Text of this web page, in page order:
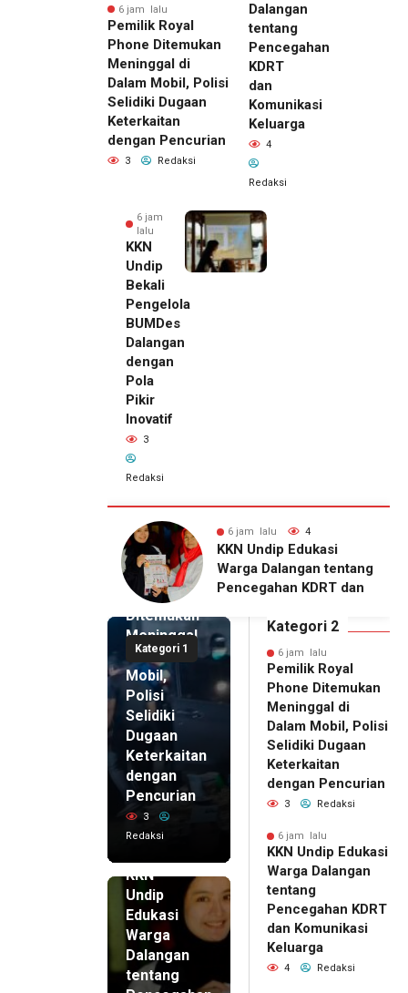
6 jam lalu
Pemilik Royal
Phone Ditemukan
Meninggal di
Dalam Mobil, Polisi
Selidiki Dugaan
Keterkaitan
dengan Pencurian
3 Redaksi
Dalangan
tentang
Pencegahan
KDRT
dan
Komunikasi
Keluarga
4
Redaksi
6 jam
lalu
KKN
Undip
Bekali
Pengelola
BUMDes
Dalangan
dengan
Pola
Pikir
Inovatif
3
Redaksi
6 jam lalu 3
KKN Undip Bekali
Pengelola BUMDes
Dalangan dengan Pola
Kategori 1
6 jam lalu
Pemilik
Royal
Phone
Ditemukan
Meninggal
di Dalam
Mobil,
Polisi
Selidiki
Dugaan
Keterkaitan
dengan
Pencurian
3
Redaksi
KKN
Undip
Edukasi
Warga
Dalangan
tentang
Kategori 2
6 jam lalu
Pemilik Royal
Phone Ditemukan
Meninggal di
Dalam Mobil, Polisi
Selidiki Dugaan
Keterkaitan
dengan Pencurian
3 Redaksi
6 jam lalu
KKN Undip Edukasi
Warga Dalangan
tentang
Pencegahan KDRT
dan Komunikasi
Keluarga
4 Redaksi